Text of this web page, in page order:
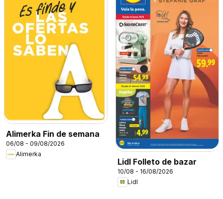
Alimerka Fin de semana
06/08 - 09/08/2026
Alimerka
Lidl Folleto de bazar
10/08 - 16/08/2026
Lidl